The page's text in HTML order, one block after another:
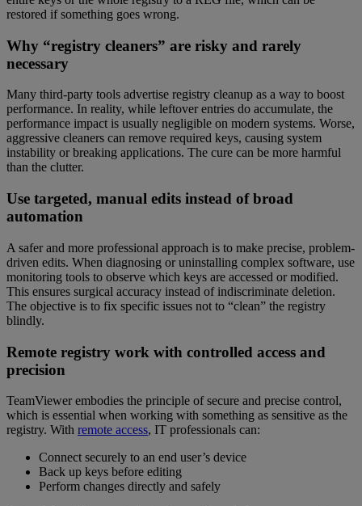
restored if something goes wrong.
Why “registry cleaners” are risky and rarely
necessary
Many third-party tools advertise registry cleanup as a way to boost
performance. In reality, while leftover entries do accumulate, the
performance impact is usually negligible on modern systems. Worse,
aggressive cleaners can remove required keys, causing system
instability or breaking applications. The cure can be more harmful
than the clutter.
Use targeted, manual edits instead of broad
automation
A safer and more professional approach is to make precise, problem-
driven edits. When diagnosing or uninstalling complex software, use
monitoring tools to observe which keys are accessed or modified.
This ensures surgical accuracy instead of indiscriminate deletion.
The objective is to fix specific issues not to “clean” the registry
blindly.
Remote registry work with controlled access and
precision
TeamViewer embodies the principle of secure and precise control,
which is essential when working with something as sensitive as the
registry. With remote access, IT professionals can:
Connect securely to an end user’s device
Back up keys before editing
Perform changes directly and safely